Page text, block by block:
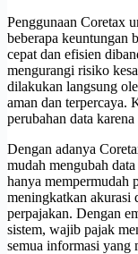
Penggunaan Coretax
beberapa keuntungan
cepat dan efisien
mengurangi risiko
dilakukan langsung
aman dan terpercaya.
perubahan data
Dengan adanya
mudah mengubah
hanya mempermudah
meningkatkan akurasi
perpajakan. Dengan
sistem, wajib pajak
semua informasi yang